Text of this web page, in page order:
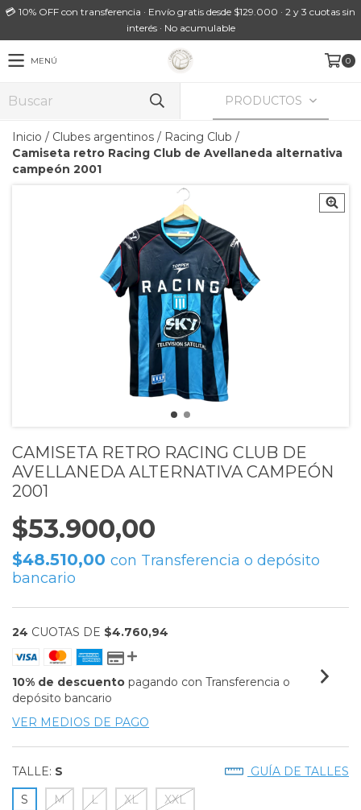
💳 10% OFF con transferencia · Envío gratis desde $129.000 · 2 y 3 cuotas sin
interés · No acumulable
MENÚ 0
PRODUCTOS
Inicio / Clubes argentinos / Racing Club /
Camiseta retro Racing Club de Avellaneda alternativa
campeón 2001
CAMISETA RETRO RACING CLUB DE
AVELLANEDA ALTERNATIVA CAMPEÓN
2001
$53.900,00
$48.510,00 con Transferencia o depósito
bancario
24 CUOTAS DE $4.760,94
10% de descuento pagando con Transferencia o
depósito bancario
VER MEDIOS DE PAGO
TALLE: S
GUÍA DE TALLES
S
M L XL XXL